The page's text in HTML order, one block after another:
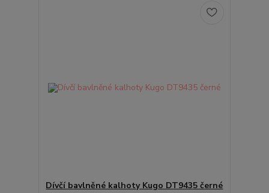
Dívčí bavlněné kalhoty Kugo DT9435 černé